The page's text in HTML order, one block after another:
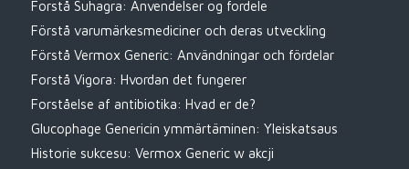
Forstå Suhagra: Anvendelser og fordele
Förstå varumärkesmediciner och deras utveckling
Förstå Vermox Generic: Användningar och fördelar
Forstå Vigora: Hvordan det fungerer
Forståelse af antibiotika: Hvad er de?
Glucophage Genericin ymmärtäminen: Yleiskatsaus
Historie sukcesu: Vermox Generic w akcji